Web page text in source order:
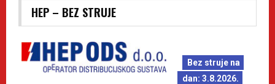
HEP – BEZ STRUJE
Bez struje na
dan: 3.8.2026.